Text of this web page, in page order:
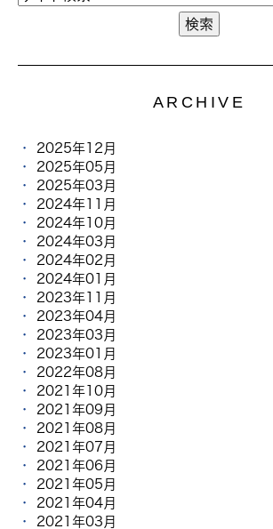
ARCHIVE
2025年12月
2025年05月
2025年03月
2024年11月
2024年10月
2024年03月
2024年02月
2024年01月
2023年11月
2023年04月
2023年03月
2023年01月
2022年08月
2021年10月
2021年09月
2021年08月
2021年07月
2021年06月
2021年05月
2021年04月
2021年03月